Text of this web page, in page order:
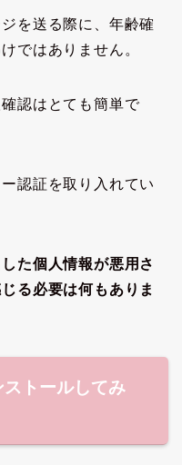
を送る際に、年齢確
ではありません。
認はとても簡単で
認証を取り入れてい
た個人情報が悪用さ
る必要は何もありま
トールしてみ